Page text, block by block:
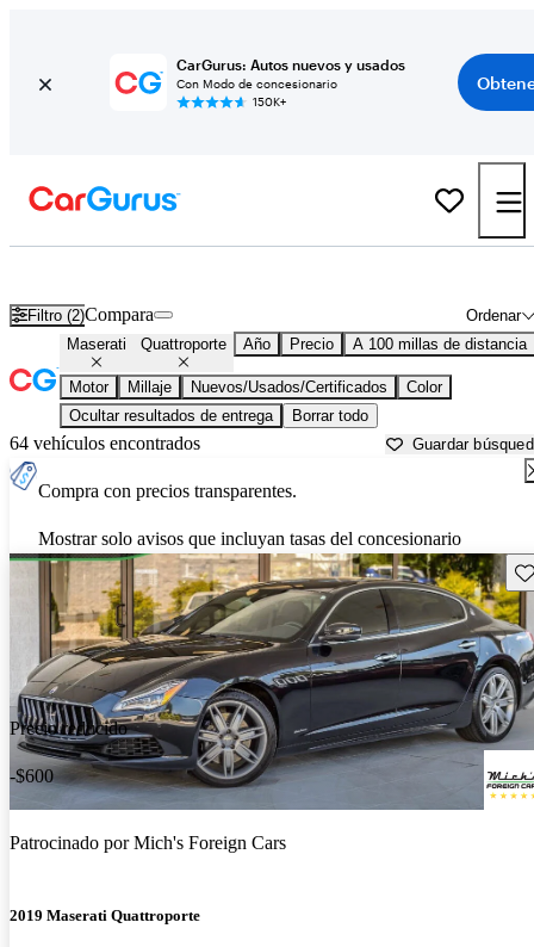
CarGurus: Autos nuevos y usados
Con Modo de concesionario
150K+
Filtro (2) Ordenar
Compara
Maserati Quattroporte Año Precio A 100 millas de distancia
Motor Millaje Nuevos/Usados/Certificados
Color
Ocultar resultados de entrega
Borrar todo
64 vehículos encontrados Guardar
Compra con precios transparentes.
Mostrar solo avisos que incluyan tasas del concesionario
Precio reducido
-$600
Patrocinado porMich's Foreign Cars
2019 Maserati Quattroporte